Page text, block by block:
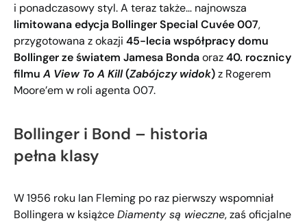
i ponadczasowy styl. A teraz także… najnowsza
limitowana edycja Bollinger Special Cuvée 007,
przygotowana z okazji 45-​lecia współpracy domu
Bollinger ze światem Jamesa Bondaoraz40. rocznicy
filmu A View To A Kill(Zabójczy widok)z Rogerem
Moore’em w roli agenta 007.
Bollinger i Bond – historia
pełna klasy
W 1956 roku Ian Fleming po raz pierwszy wspomniał
Bollingera w książceDiamenty są wieczne, zaś oficjalne